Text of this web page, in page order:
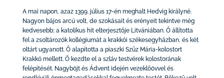
A mai napon, azaz 1399. július 17-én meghalt Hedvig királyné.
Nagyon bájos arcú volt, de szokásait és erényeit tekintve még
kedvesebb; a katolikus hit elterjesztője Litvániában. Ő állította
fel a zsoltározók kollégiumát a krakkói székesegyházban, és két
oltárt ugyanott. Ő alapította a piaszki Szűz Mária-kolostort
Krakkó mellett. Ő kezdte el a szláv testvérek kolostorának
felépítését. Nagyböjt és Ádvent idején vezeklőövvel és